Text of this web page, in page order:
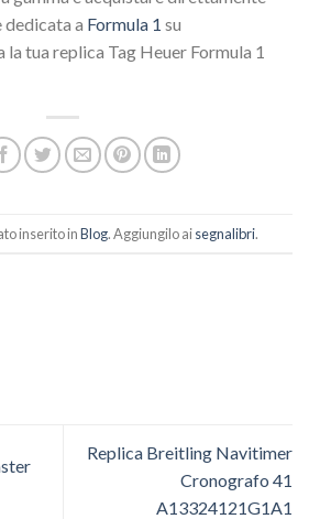
dedicata a Formula 1 su
la tua replica Tag Heuer Formula 1
inserito inBlog. Aggiungilo aisegnalibri.
Replica Breitling Navitimer
Cronografo 41
A13324121G1A1